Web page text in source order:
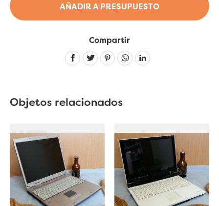
AÑADIR A PRESUPUESTO
Compartir
Linkedin
Objetos relacionados